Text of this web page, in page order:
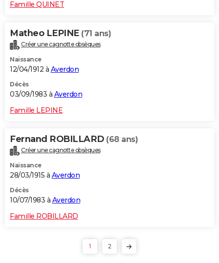
Famille QUINET
Matheo LEPINE (71 ans)
Créer une cagnotte obsèques
Naissance
12/04/1912 à Averdon
Décès
03/09/1983 à Averdon
Famille LEPINE
Fernand ROBILLARD (68 ans)
Créer une cagnotte obsèques
Naissance
28/03/1915 à Averdon
Décès
10/07/1983 à Averdon
Famille ROBILLARD
1 2